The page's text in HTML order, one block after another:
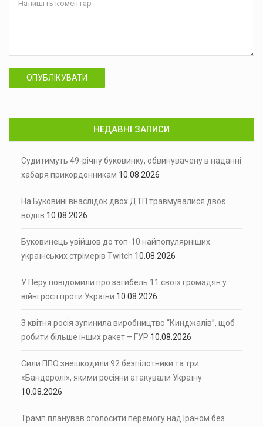
ОПУБЛІКУВАТИ
НЕДАВНІ ЗАПИСИ
Судитимуть 49-річну буковинку, обвинувачену в наданні
хабаря прикордонникам 10.08.2026
На Буковині внаслідок двох ДТП травмувалися двоє
водіїв 10.08.2026
Буковинець увійшов до топ-10 найпопулярніших
українських стрімерів Twitch 10.08.2026
У Перу повідомили про загибель 11 своїх громадян у
війні росії проти України 10.08.2026
З квітня росія зупинила виробництво “Кинджалів”, щоб
робити більше інших ракет – ГУР 10.08.2026
Сили ППО знешкодили 92 безпілотники та три
«Бандеролі», якими росіяни атакували Україну
10.08.2026
Трамп планував оголосити перемогу над Іраном без